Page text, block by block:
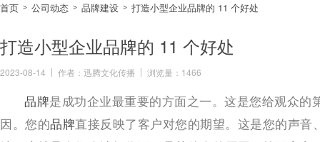
首页 > 公司动态 > 品牌建设 > 打造小型企业品牌的 11 个好处
打造小型企业品牌的 11 个好处
2023-08-14 作者：迅腾文化传播 浏览量：1466
品牌是成功企业最重要的方面之一。这是您给观众
因。您的品牌直接反映了客户对您的期望。这是您的声